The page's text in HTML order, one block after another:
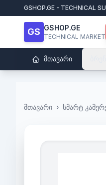
GSHOP.GE - TECHNICAL
GS GSHOP.GE
TECHNICAL MARKET
მთავარი
მთავარი › სმარტ